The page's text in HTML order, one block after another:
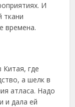
И
ткани
времена.
Китая, где
а шелк в
атласа. Надо
и дала ей